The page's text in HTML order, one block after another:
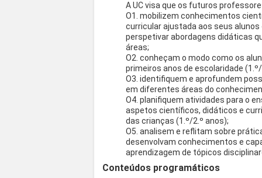
A UC visa que os futuros
O1. mobilizem conhecimentos
curricular ajustada aos seus
perspetivar abordagens didáticas
áreas;
O2. conheçam o modo como os
primeiros anos de escolaridade
O3. identifiquem e aprofundem
em diferentes áreas do
O4. planifiquem atividades para o
aspetos científicos, didáticos e
das crianças (1.º/2.º anos);
O5. analisem e reflitam sobre
desenvolvam conhecimentos e
aprendizagem de tópicos
Conteúdos programáticos